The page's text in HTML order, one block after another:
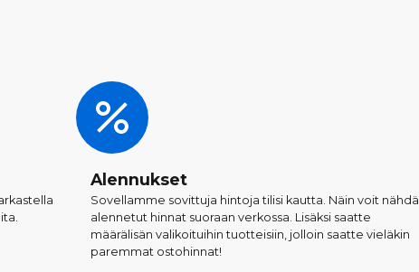
Alennukset
Sovellamme sovittuja hintoja tilisi kautta. Näin voit nähdä
alennetut hinnat suoraan verkossa. Lisäksi saatte
määrälisän valikoituihin tuotteisiin, jolloin saatte vieläkin
paremmat ostohinnat!